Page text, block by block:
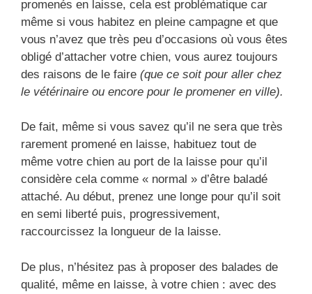
promenés en laisse, cela est problématique car
même si vous habitez en pleine campagne et que
vous n’avez que très peu d’occasions où vous êtes
obligé d’attacher votre chien, vous aurez toujours
des raisons de le faire (que ce soit pour aller chez
le vétérinaire ou encore pour le promener en ville).
De fait, même si vous savez qu’il ne sera que très
rarement promené en laisse, habituez tout de
même votre chien au port de la laisse pour qu’il
considère cela comme « normal » d’être baladé
attaché. Au début, prenez une longe pour qu’il soit
en semi liberté puis, progressivement,
raccourcissez la longueur de la laisse.
De plus, n’hésitez pas à proposer des balades de
qualité, même en laisse, à votre chien : avec des